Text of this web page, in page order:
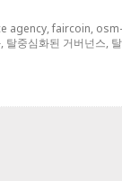
agency,faircoin,
, 탈중심화된 거버넌스,